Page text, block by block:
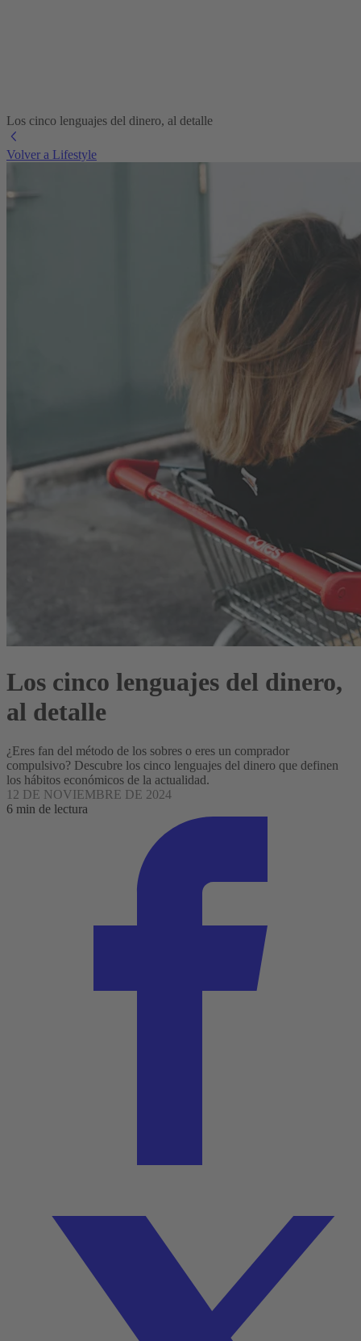
Los cinco lenguajes del dinero, al detalle
Volver a Lifestyle
Los cinco lenguajes del dinero,
al detalle
¿Eres fan del método de los sobres o eres un comprador
compulsivo? Descubre los cinco lenguajes del dinero que definen
los hábitos económicos de la actualidad.
12 DE NOVIEMBRE DE 2024
6 min de lectura